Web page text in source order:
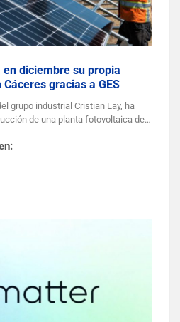
diciembre su propia
gracias a GES
grupo industrial Cristian Lay, ha
de una planta fotovoltaica de…